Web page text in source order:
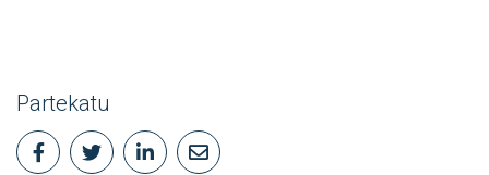
Partekatu